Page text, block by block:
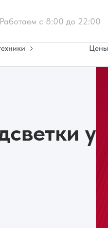
Работаем с 8:00 до 22:00
Цены
у